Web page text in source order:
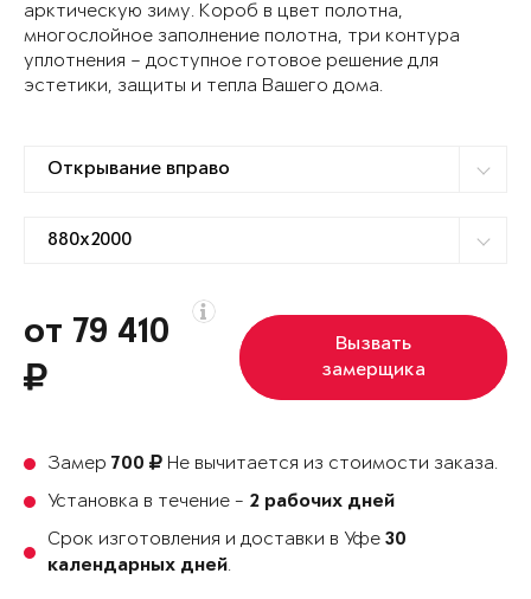
арктическую зиму. Короб в цвет полотна,
многослойное заполнение полотна, три контура
уплотнения – доступное готовое решение для
эстетики, защиты и тепла Вашего дома.
от 79 410
Вызвать
замерщика
Замер 700
Не вычитается из стоимости заказа.
Установка в течение - 2 рабочих дней
Срок изготовления и доставки в Уфе 30
календарных дней.